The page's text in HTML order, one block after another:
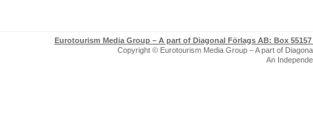
Eurotourism Media Group – A part of Diagonal Förlags AB: Box 55157
Copyright © Eurotourism Media Group – A part of
An